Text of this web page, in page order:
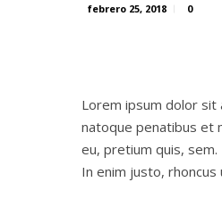
febrero 25, 2018 0
Lorem ipsum dolor sit
natoque penatibus et
eu, pretium quis,
In enim justo,